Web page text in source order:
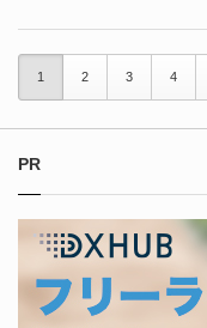
1 2 3 4
PR